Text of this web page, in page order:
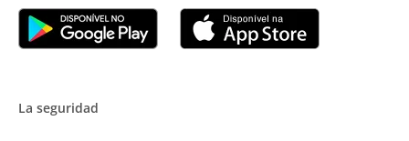
La seguridad